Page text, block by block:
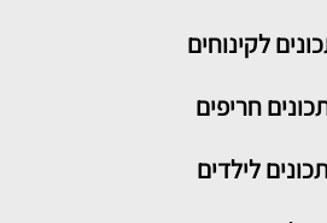
לקינוחים
חריפים
לילדים